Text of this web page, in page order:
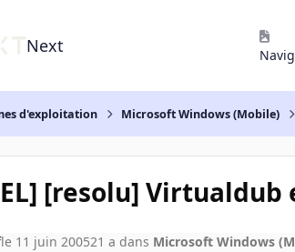
Next
d'exploitation Microsoft Windows (Mobile)
[resolu]
le 11 juin 200521 a dans Microsoft Windows